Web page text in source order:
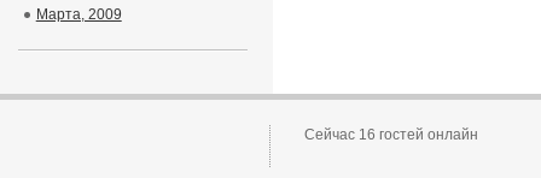
Марта, 2009
Сейчас 16 гостей онлайн